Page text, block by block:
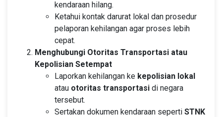
kendaraan hilang.
Ketahui kontak darurat lokal dan prosedur
pelaporan kehilangan agar proses lebih
cepat.
Menghubungi Otoritas Transportasi atau
Kepolisian Setempat
Laporkan kehilangan ke kepolisian lokal
atau otoritas transportasi di negara
tersebut.
Sertakan dokumen kendaraan seperti STNK